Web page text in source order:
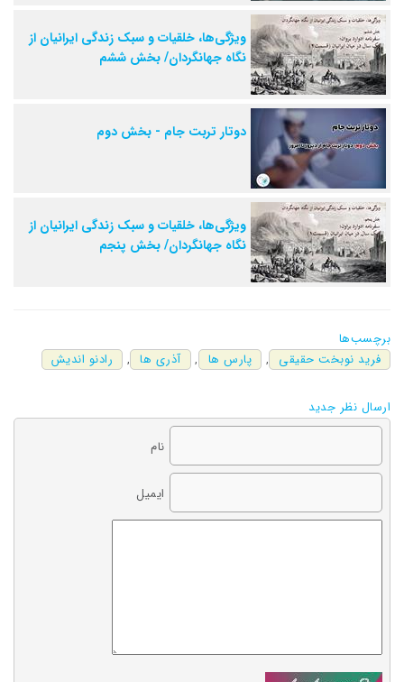
ویژگی‌ها، خلقیات و سبک زندگی ایرانیان از
نگاه جهانگردان/ بخش ششم
دوتار تربت جام - بخش دوم
ویژگی‌ها، خلقیات و سبک زندگی ایرانیان از
نگاه جهانگردان/ بخش پنجم
برچسب‌ها
فرید نوبخت حقیقی
, پارس ها , آذری ها , رادنو اندیش
ارسال نظر جدید
نام
ایمیل